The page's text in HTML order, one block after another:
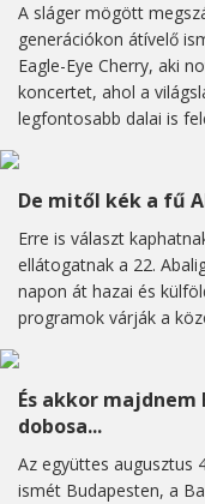
A sláger mögött
generációkon átívelő
Eagle-Eye Cherry, aki
koncertet, ahol a
legfontosabb dalai is
De mitől kék a fű
Erre is választ
ellátogatnak a 22.
napon át hazai és
programok várják a
És akkor
dobosa...
Az együttes augusztus
ismét Budapesten, a